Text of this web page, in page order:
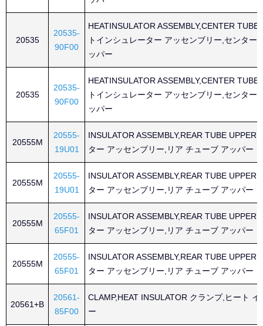
20535
20535-
90F00
HEATINSULATOR ASSEMBLY,CENTER TUBE
トインシュレーター アッセンブリー,センター
ッパー
20535
20535-
90F00
HEATINSULATOR ASSEMBLY,CENTER TUBE
トインシュレーター アッセンブリー,センター
ッパー
20555M
20555-
19U01
INSULATOR ASSEMBLY,REAR TUBE UPPER
ター アッセンブリー,リア チューブ アッパー
20555M
20555-
19U01
INSULATOR ASSEMBLY,REAR TUBE UPPER
ター アッセンブリー,リア チューブ アッパー
20555M
20555-
65F01
INSULATOR ASSEMBLY,REAR TUBE UPPER
ター アッセンブリー,リア チューブ アッパー
20555M
20555-
65F01
INSULATOR ASSEMBLY,REAR TUBE UPPER
ター アッセンブリー,リア チューブ アッパー
20561+B
20561-
85F00
CLAMP,HEAT INSULATOR クランプ,ヒート
ー